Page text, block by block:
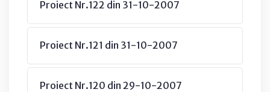
Proiect Nr.122 din 31-10-2007
Proiect Nr.121 din 31-10-2007
Proiect Nr.120 din 29-10-2007